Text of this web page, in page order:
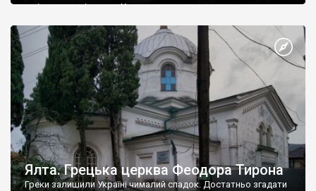
є відданими вірянами Христа
Ялта. Грецька церква Феодора Тирона
Греки залишили Україні чималий спадок. Достатньо згадати